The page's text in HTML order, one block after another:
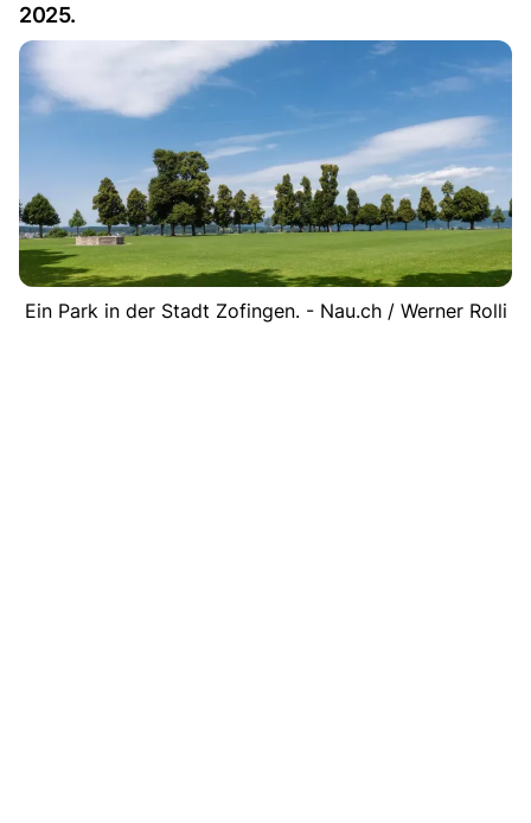
2025.
Ein Park in der Stadt Zofingen. - Nau.ch / Werner Rolli